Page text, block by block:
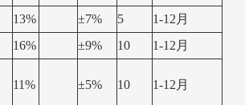
13% ±7% 5
1-12月
16% ±9% 10 1-12月
11% ±5% 10 1-12月